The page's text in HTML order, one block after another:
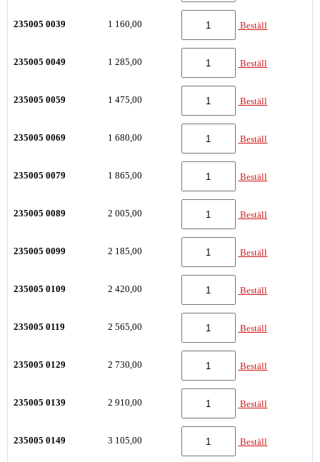
235005 0039 1 160,00 Beställ
235005 0049 1 285,00 Beställ
235005 0059 1 475,00 Beställ
235005 0069 1 680,00 Beställ
235005 0079 1 865,00 Beställ
235005 0089 2 005,00 Beställ
235005 0099 2 185,00 Beställ
235005 0109 2 420,00 Beställ
235005 0119 2 565,00 Beställ
235005 0129 2 730,00 Beställ
235005 0139 2 910,00 Beställ
235005 0149 3 105,00 Beställ